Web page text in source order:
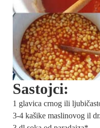
Sastojci:
1 glavica crnog ili
3-4 kašike maslinovog il